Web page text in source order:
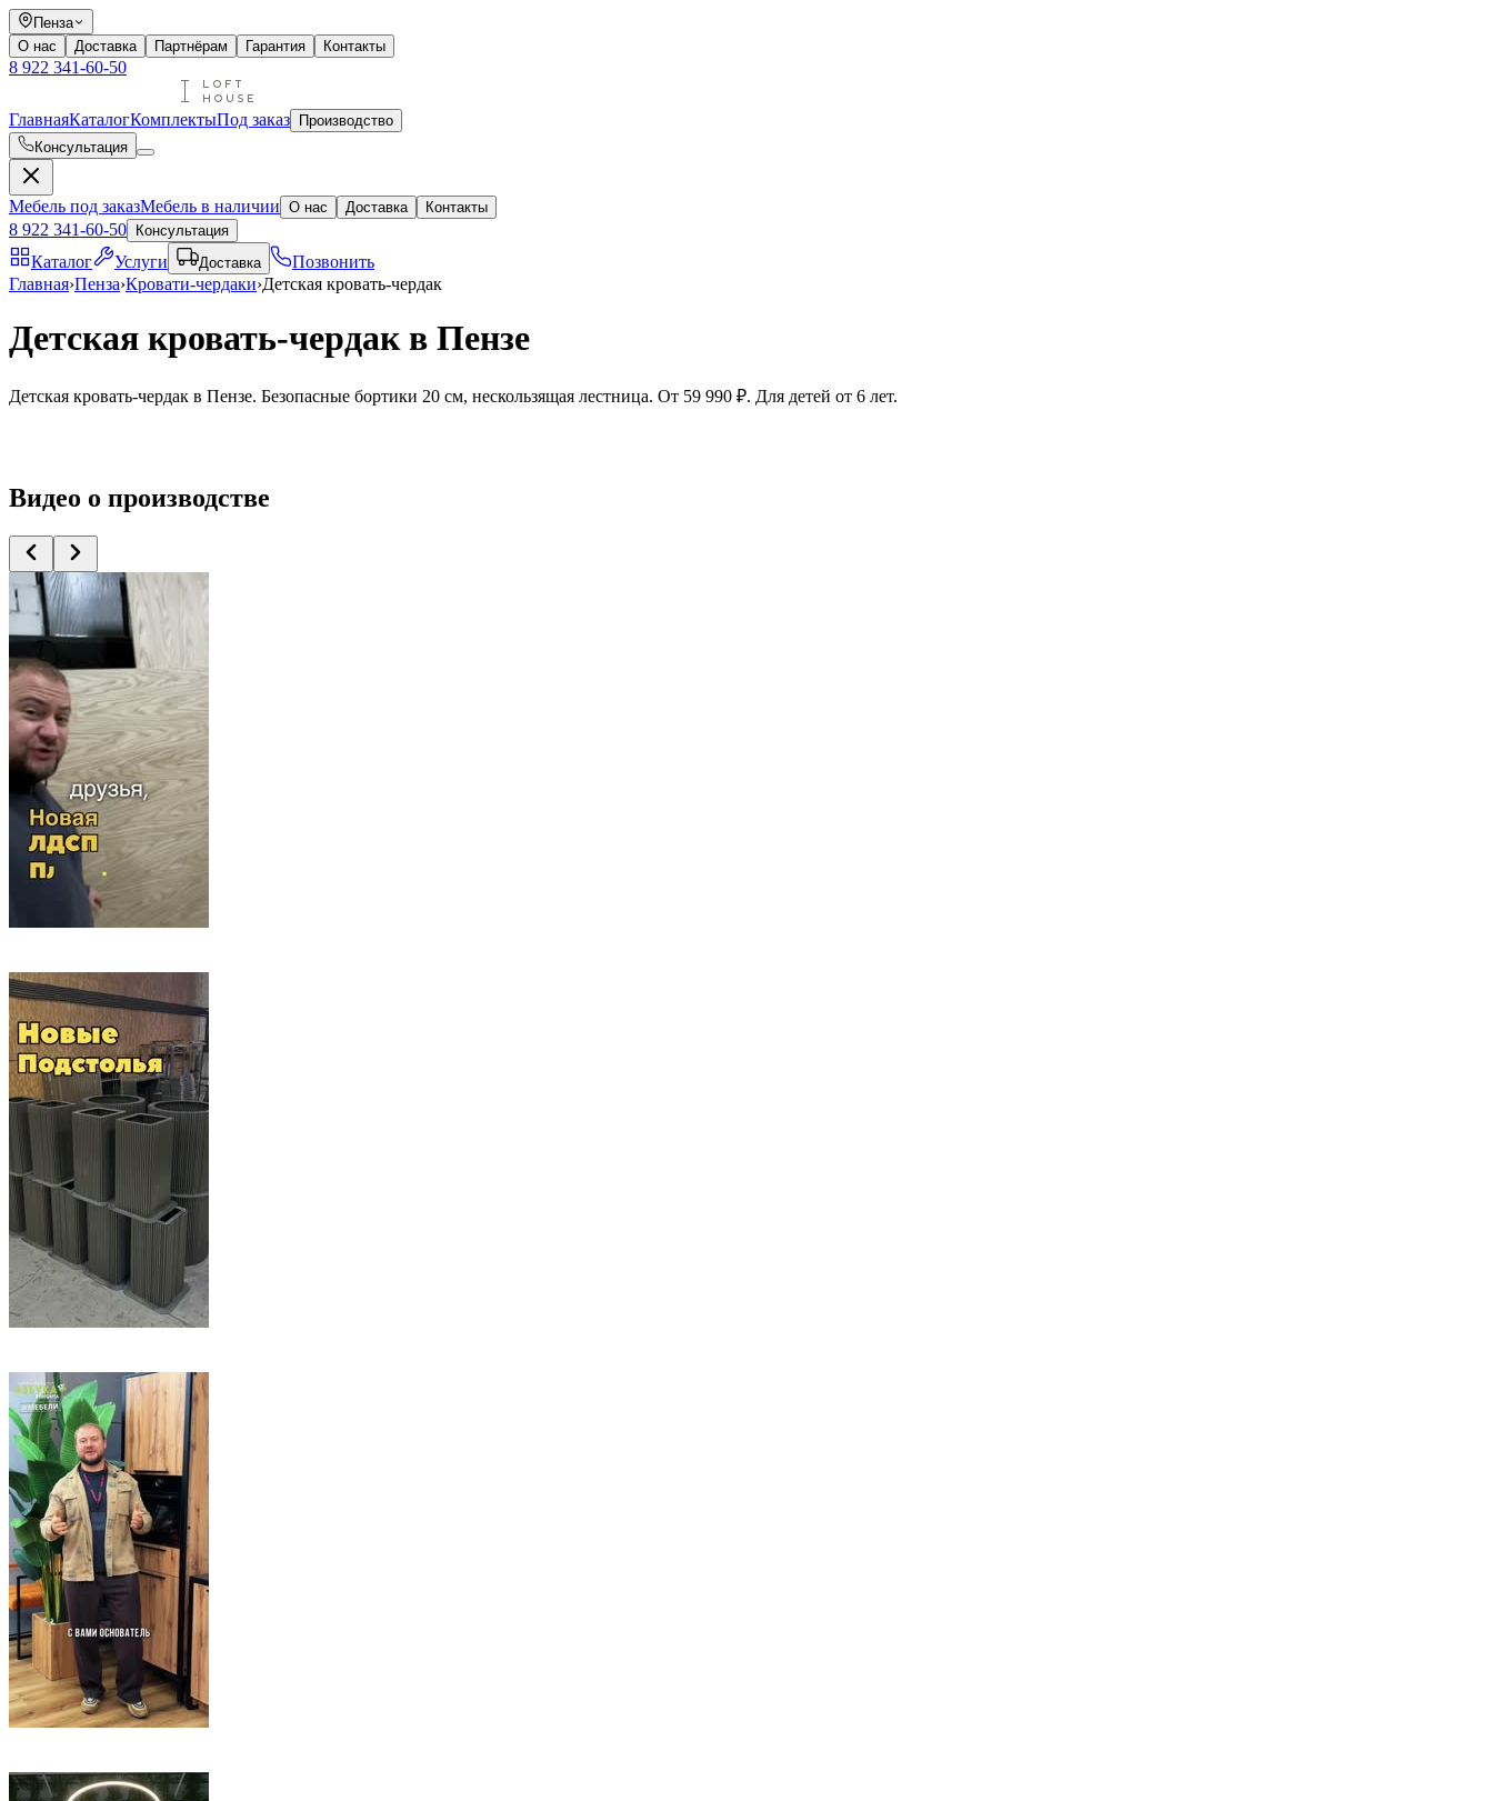
Пенза
О нас
Доставка Партнёрам Гарантия Контакты
8 922 341-60-50
ГлавнаяКаталогКомплектыПод заказ
Производство
Консультация
Мебель под заказМебель в наличии О нас Доставка Контакты
8 922 341-60-50 Консультация
Каталог Услуги Доставка
Позвонить
Главная›Пенза›Кровати-чердаки›Детская кровать-чердак
Детская кровать-чердак в Пензе
Детская кровать-чердак в Пензе. Безопасные бортики 20 см, нескользящая лестница. От 59 990 ₽. Для детей от 6 лет.
Видео о производстве